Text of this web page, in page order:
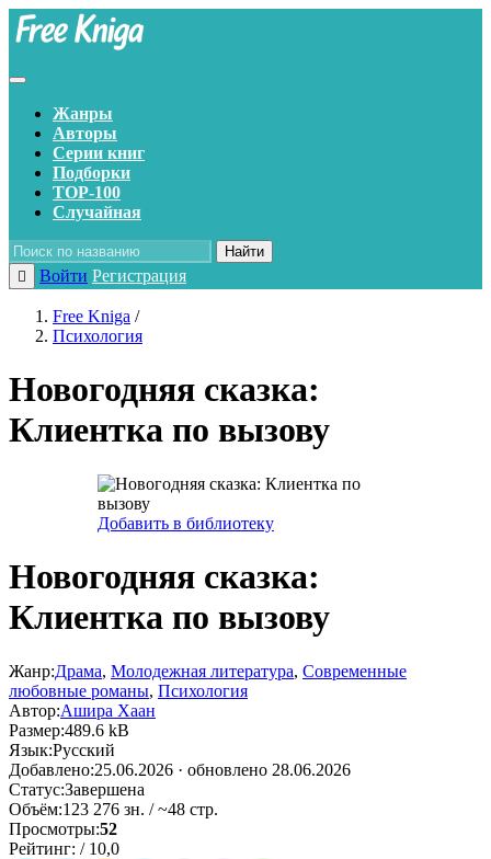
Жанры
Авторы
Серии книг
Подборки
TOP-100
Случайная
Найти
Войти Регистрация
Free Kniga /
Психология
Новогодняя сказка:
Клиентка по вызову
Добавить в библиотеку
Новогодняя сказка:
Клиентка по вызову
Жанр:Драма, Молодежная литература, Современные
любовные романы, Психология
Автор:Ашира Хаан
Размер:489.6 kB
Язык:Русский
Добавлено:25.06.2026 · обновлено 28.06.2026
Статус:Завершена
Объём:123 276 зн. / ~48 стр.
Просмотры:52
Рейтинг: / 10,0